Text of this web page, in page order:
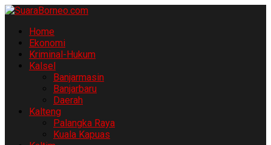
Home
Ekonomi
Kriminal-Hukum
Kalsel
Banjarmasin
Banjarbaru
Daerah
Kalteng
Palangka Raya
Kuala Kapuas